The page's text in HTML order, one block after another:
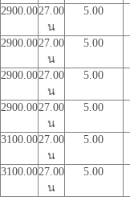
2900.0027.00
น
5.00
2900.0027.00
น
5.00
2900.0027.00
น
5.00
2900.0027.00
น
5.00
3100.0027.00
น
5.00
3100.0027.00
น
5.00